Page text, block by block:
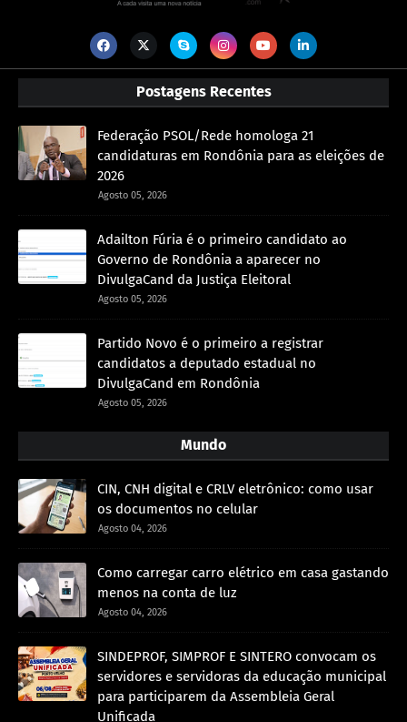
Postagens Recentes
Federação PSOL/Rede homologa 21
candidaturas em Rondônia para as eleições de
2026
Agosto 05, 2026
Adailton Fúria é o primeiro candidato ao
Governo de Rondônia a aparecer no
DivulgaCand da Justiça Eleitoral
Agosto 05, 2026
Partido Novo é o primeiro a registrar
candidatos a deputado estadual no
DivulgaCand em Rondônia
Agosto 05, 2026
Mundo
CIN, CNH digital e CRLV eletrônico: como usar
os documentos no celular
Agosto 04, 2026
Como carregar carro elétrico em casa gastando
menos na conta de luz
Agosto 04, 2026
SINDEPROF, SIMPROF E SINTERO convocam os
servidores e servidoras da educação municipal
para participarem da Assembleia Geral
Unificada